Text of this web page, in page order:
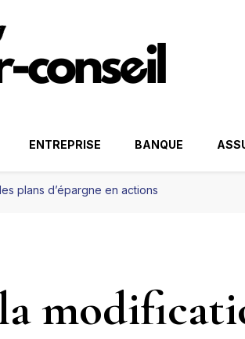
ENTREPRISE BANQUE
plans d’épargne en actions